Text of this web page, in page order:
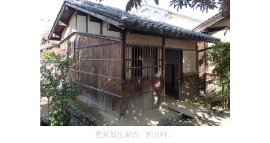
芭蕉翁生家の「釣月軒」